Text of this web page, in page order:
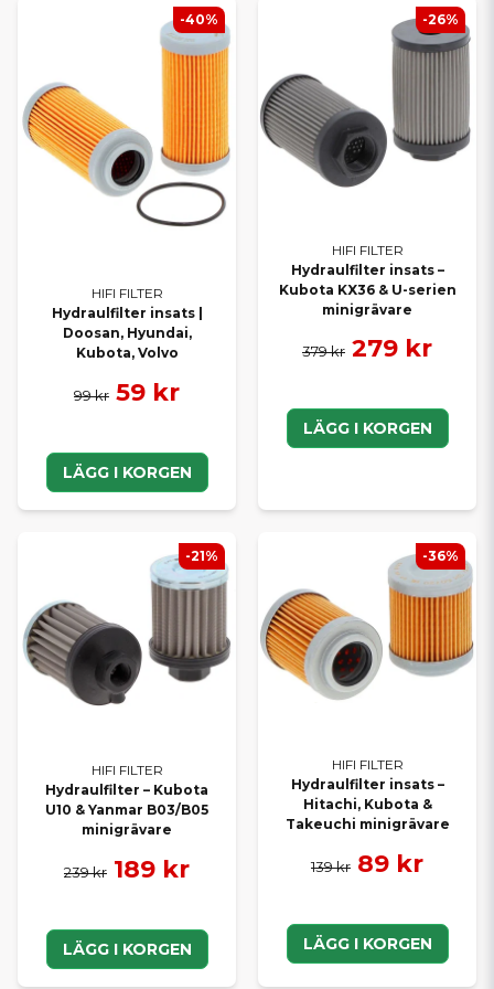
HIFI FILTER
Hydraulfilter insats |
Doosan, Hyundai,
Kubota, Volvo
99 kr 59 kr
LÄGG I KORGEN
-40%
HIFI FILTER
Hydraulfilter insats –
Kubota KX36 & U-serien
minigrävare
379 kr 279 kr
LÄGG I KORGEN
-26%
HIFI FILTER
Hydraulfilter – Kubota
U10 & Yanmar B03/B05
minigrävare
239 kr 189 kr
LÄGG I KORGEN
-21%
HIFI FILTER
Hydraulfilter insats –
Hitachi, Kubota &
Takeuchi minigrävare
139 kr 89 kr
LÄGG I KORGEN
-36%